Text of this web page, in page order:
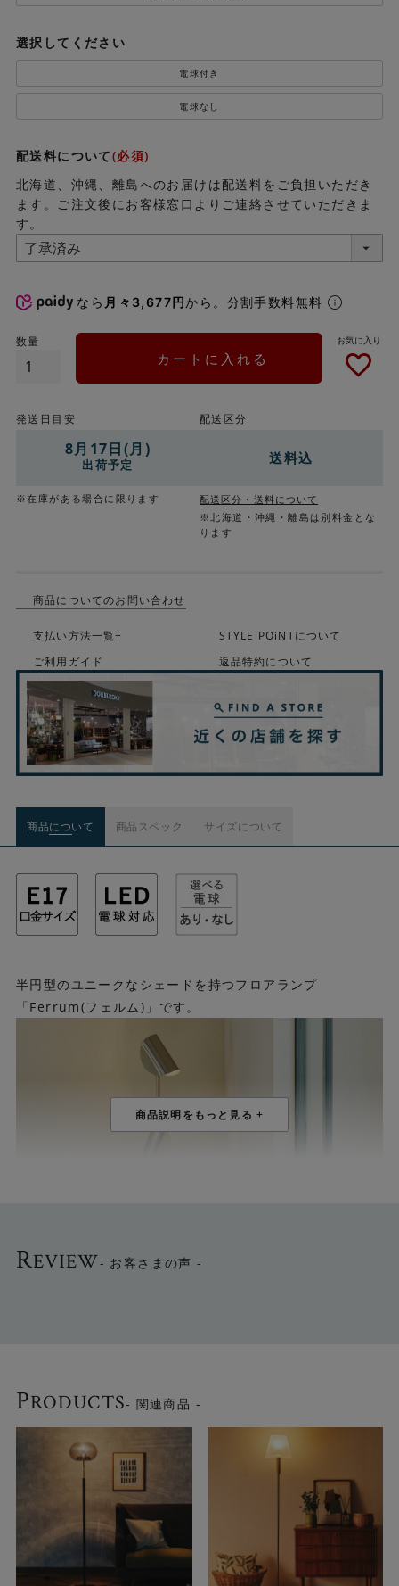
選択してください
電球付き
電球なし
配送料について(必須)
北海道、沖縄、離島へのお届けは配送料をご負担いただき
ます。ご注文後にお客様窓口よりご連絡させていただきま
す。
なら 月々3,677円から。分割手数料無料
カートに入れる
発送日目安
8月17日(月)
出荷予定
※在庫がある場合に限ります
配送区分
送料込
配送区分・送料について
※北海道・沖縄・離島は別料金とな
ります
商品についてのお問い合わせ
支払い方法一覧+
STYLE POiNTについて
ご利用ガイド
返品特約について
商品について 商品スペック サイズについて
半円型のユニークなシェードを持つフロアランプ
「Ferrum(フェルム)」です。
2灯のシェードが壁に陰影をもたらします
まっすぐ伸びたシンプルな支柱に上下2灯のシェードが配さ
れています。 半円形のシェードから広がる光が重なりなが
ら流線型の陰影を生み、幻想的な雰囲気を演出します。
REVIEW- お客さまの声 -
PRODUCTS- 関連商品 -